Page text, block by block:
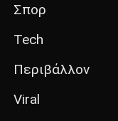
Σπορ
Tech
Περιβάλλον
Viral